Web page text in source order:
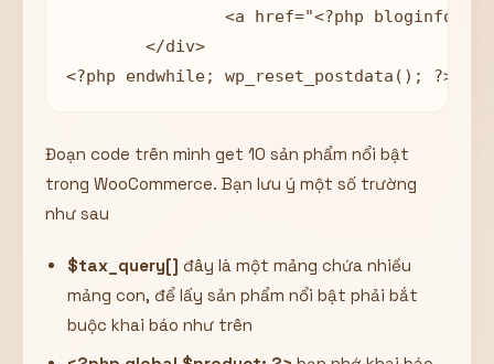
<?php endwhile; wp_reset_postdata(); ?>
Đoạn code trên mình get 10 sản phẩm nổi bật
trong WooCommerce. Bạn lưu ý một số trường
như sau
$tax_query[] đây là một mảng chứa nhiều
mảng con, để lấy sản phẩm nổi bật phải bắt
buộc khai báo như trên